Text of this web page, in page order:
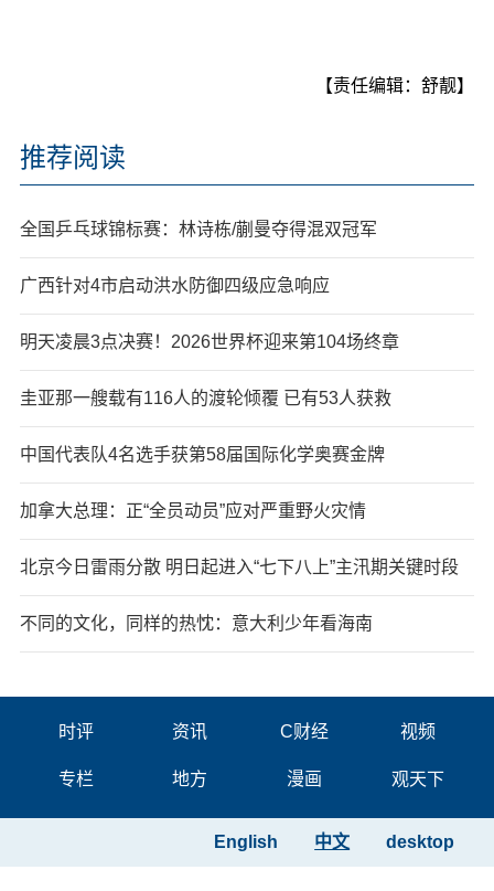
【责任编辑：舒靓】
推荐阅读
全国乒乓球锦标赛：林诗栋/蒯曼夺得混双冠军
广西针对4市启动洪水防御四级应急响应
明天凌晨3点决赛！2026世界杯迎来第104场终章
圭亚那一艘载有116人的渡轮倾覆 已有53人获救
中国代表队4名选手获第58届国际化学奥赛金牌
加拿大总理：正“全员动员”应对严重野火灾情
北京今日雷雨分散 明日起进入“七下八上”主汛期关键时段
不同的文化，同样的热忱：意大利少年看海南
时评 资讯 C财经 视频
专栏 地方 漫画 观天下
desktop
中文
English